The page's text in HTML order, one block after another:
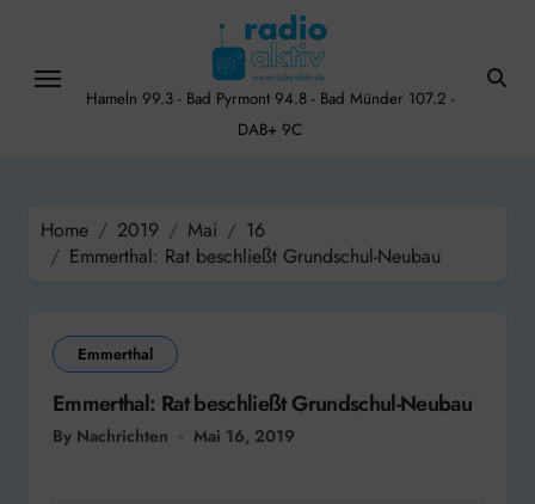
content
Hameln 99.3 - Bad Pyrmont 94.8 - Bad Münder 107.2 -
DAB+ 9C
Home 2019 Mai
16
Emmerthal: Rat beschließt Grundschul-Neubau
Emmerthal
Emmerthal: Rat beschließt Grundschul-Neubau
By Nachrichten Mai 16, 2019